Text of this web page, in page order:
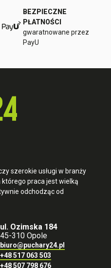
BEZPIECZNE
PŁATNOŚCI
gwaratnowane przez
PayU
szerokie usługi w branży
praca jest wielką
odchodząc od
ul. Ozimska 184
45-310 Opole
biuro@puchary24.pl
+48 517 063 503
+48 507 798 676